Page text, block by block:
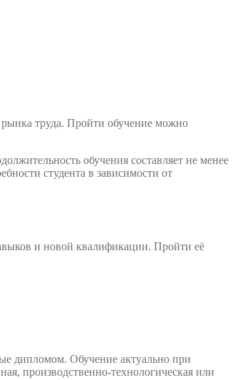
труда. Пройти обучение можно
обучения составляет не менее
студента в зависимости от
и новой квалификации. Пройти её
дипломом. Обучение актуально при
производственно-технологическая или